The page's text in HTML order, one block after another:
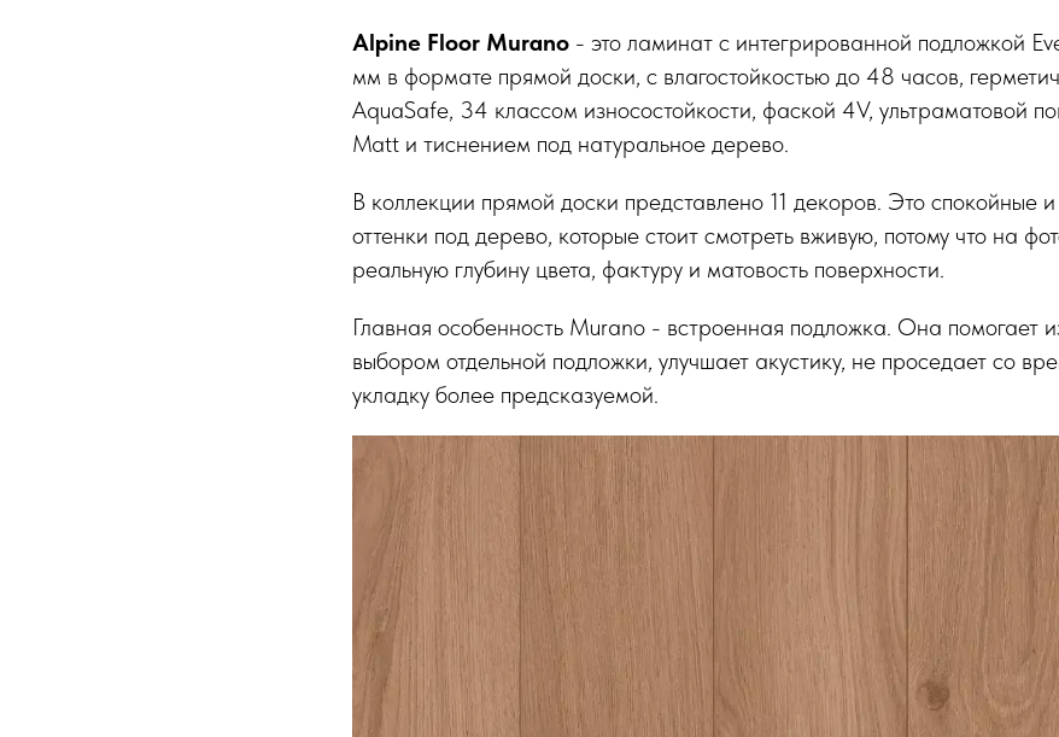
Alpine Floor Murano - это ламинат с интегрированной подложкой
мм в формате прямой доски, с влагостойкостью до 48 часов,
AquaSafe, 34 классом износостойкости, фаской 4V, ультраматовой
Matt и тиснением под натуральное дерево.
В коллекции прямой доски представлено 11 декоров. Это спокойные
оттенки под дерево, которые стоит смотреть вживую, потому что на
реальную глубину цвета, фактуру и матовость поверхности.
Главная особенность Murano - встроенная подложка. Она помогает
выбором отдельной подложки, улучшает акустику, не проседает со
укладку более предсказуемой.